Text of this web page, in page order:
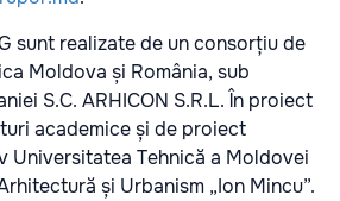
sunt realizate de un consorțiu de
Moldova și România, sub
S.C. ARHICON S.R.L. În proiect
academice și de proiect
Universitatea Tehnică a Moldovei
și Urbanism „Ion Mincu”.